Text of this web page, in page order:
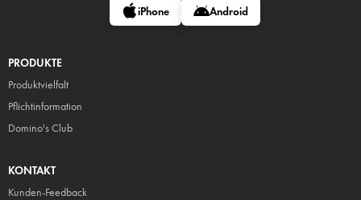
iPhone Android
PRODUKTE
Produktvielfalt
Pflichtinformation
Domino's Club
KONTAKT
Kunden-Feedback